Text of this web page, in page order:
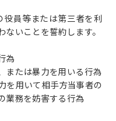
役員等または第三者を利
いことを誓約します。
為
たは暴力を用いる行為
用いて相手方当事者の
業務を妨害する行為